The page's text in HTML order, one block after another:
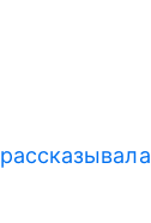
рассказывала